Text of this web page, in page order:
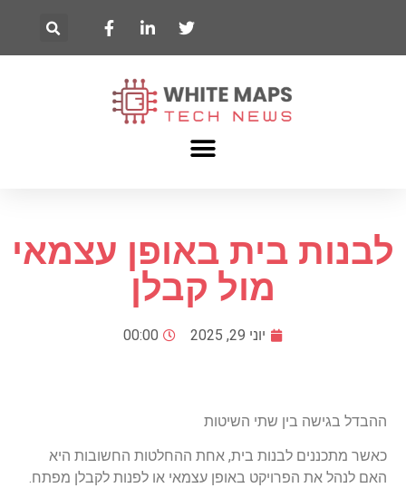
לבנות בית באופן עצמאי
מול קבלן
יוני 29, 2025 00:00
ההבדל בגישה בין שתי השיטות
כאשר מתכננים לבנות בית, אחת ההחלטות החשובות היא
האם לנהל את הפרויקט באופן עצמאי או לפנות לקבלן מפתח.